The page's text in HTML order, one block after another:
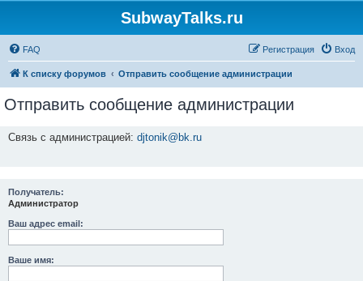
SubwayTalks.ru
FAQ Вход
Регистрация
К списку форумов Отправить сообщение администрации
Отправить сообщение администрации
Связь с администрацией: djtonik@bk.ru
Получатель:
Администратор
Ваш адрес email:
Ваше имя: